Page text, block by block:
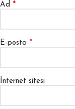
Ad *
E-posta *
İnternet sitesi